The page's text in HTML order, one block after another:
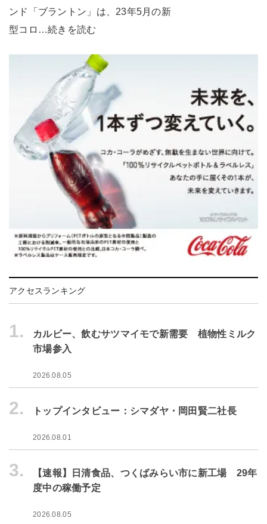
ンド「ブラントン」は、23年5月の新
型コロ…続きを読む
アクセスランキング
1.
カルビー、飲むサツマイモで新需要 植物性ミルク
市場参入
2026.08.05
2. トップインタビュー：シマダヤ・岡田賢二社長
2026.08.01
3.
【速報】日清食品、つくばみらい市に新工場 29年
度中の稼働予定
2026.08.05